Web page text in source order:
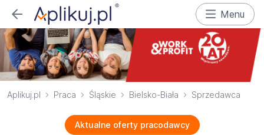
Menu
Aplikuj.pl Praca Śląskie Bielsko-Biała Sprzedawca
Aktualne oferty pracodawcy